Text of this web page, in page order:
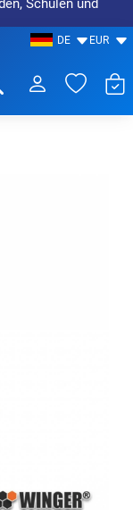
Schulen und
DE EUR